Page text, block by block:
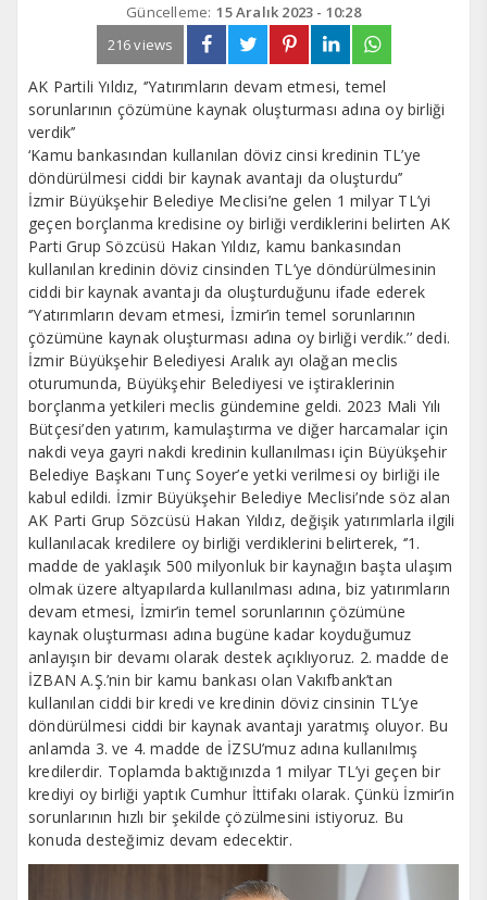
Güncelleme: 15 Aralık 2023 - 10:28
216 views
AK Partili Yıldız, ‘’Yatırımların devam etmesi, temel
sorunlarının çözümüne kaynak oluşturması adına oy birliği
verdik’’
‘Kamu bankasından kullanılan döviz cinsi kredinin TL’ye
döndürülmesi ciddi bir kaynak avantajı da oluşturdu’’
İzmir Büyükşehir Belediye Meclisi’ne gelen 1 milyar TL’yi
geçen borçlanma kredisine oy birliği verdiklerini belirten AK
Parti Grup Sözcüsü Hakan Yıldız, kamu bankasından
kullanılan kredinin döviz cinsinden TL’ye döndürülmesinin
ciddi bir kaynak avantajı da oluşturduğunu ifade ederek
‘’Yatırımların devam etmesi, İzmir’in temel sorunlarının
çözümüne kaynak oluşturması adına oy birliği verdik.’’ dedi.
İzmir Büyükşehir Belediyesi Aralık ayı olağan meclis
oturumunda, Büyükşehir Belediyesi ve iştiraklerinin
borçlanma yetkileri meclis gündemine geldi. 2023 Mali Yılı
Bütçesi’den yatırım, kamulaştırma ve diğer harcamalar için
nakdi veya gayri nakdi kredinin kullanılması için Büyükşehir
Belediye Başkanı Tunç Soyer’e yetki verilmesi oy birliği ile
kabul edildi. İzmir Büyükşehir Belediye Meclisi’nde söz alan
AK Parti Grup Sözcüsü Hakan Yıldız, değişik yatırımlarla ilgili
kullanılacak kredilere oy birliği verdiklerini belirterek, ‘’1.
madde de yaklaşık 500 milyonluk bir kaynağın başta ulaşım
olmak üzere altyapılarda kullanılması adına, biz yatırımların
devam etmesi, İzmir’in temel sorunlarının çözümüne
kaynak oluşturması adına bugüne kadar koyduğumuz
anlayışın bir devamı olarak destek açıklıyoruz. 2. madde de
İZBAN A.Ş.’nin bir kamu bankası olan Vakıfbank’tan
kullanılan ciddi bir kredi ve kredinin döviz cinsinin TL’ye
döndürülmesi ciddi bir kaynak avantajı yaratmış oluyor. Bu
anlamda 3. ve 4. madde de İZSU’muz adına kullanılmış
kredilerdir. Toplamda baktığınızda 1 milyar TL’yi geçen bir
krediyi oy birliği yaptık Cumhur İttifakı olarak. Çünkü İzmir’in
sorunlarının hızlı bir şekilde çözülmesini istiyoruz. Bu
konuda desteğimiz devam edecektir.